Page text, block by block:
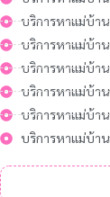
บริการหาแม่บ้า
บริการหาแม่บ้า
บริการหาแม่บ้าน
บริการหาแม่บ้า
บริการหาแม่บ้า
บริการหาแม่บ้า